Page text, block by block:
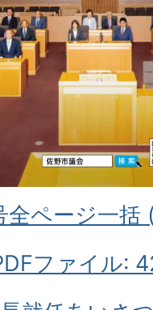
ページ一括
ファイル: